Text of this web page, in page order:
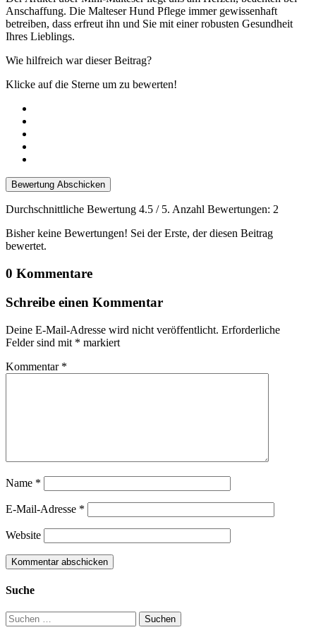
Anschaffung. Die Malteser Hund Pflege immer gewissenhaft
betreiben, dass erfreut ihn und Sie mit einer robusten Gesundheit
Ihres Lieblings.
Wie hilfreich war dieser Beitrag?
Klicke auf die Sterne um zu bewerten!
Bewertung Abschicken
Durchschnittliche Bewertung 4.5 / 5. Anzahl Bewertungen: 2
Bisher keine Bewertungen! Sei der Erste, der diesen Beitrag
bewertet.
0 Kommentare
Schreibe einen Kommentar
Deine E-Mail-Adresse wird nicht veröffentlicht. Erforderliche
Felder sind mit * markiert
Kommentar *
Name *
E-Mail-Adresse *
Website
Suche
Suchen
nach: